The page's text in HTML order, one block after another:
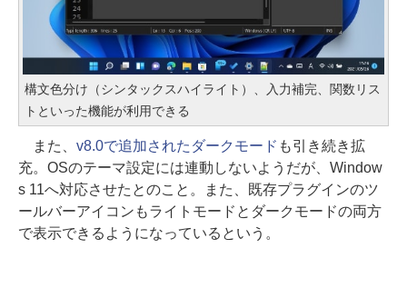
構文色分け（シンタックスハイライト）、入力補完、関数リス
トといった機能が利用できる
また、 v8.0で追加されたダークモード も引き続き拡
充。OSのテーマ設定には連動しないようだが、Window
s 11へ対応させたとのこと。また、既存プラグインのツ
ールバーアイコンもライトモードとダークモードの両方
で表示できるようになっているという。